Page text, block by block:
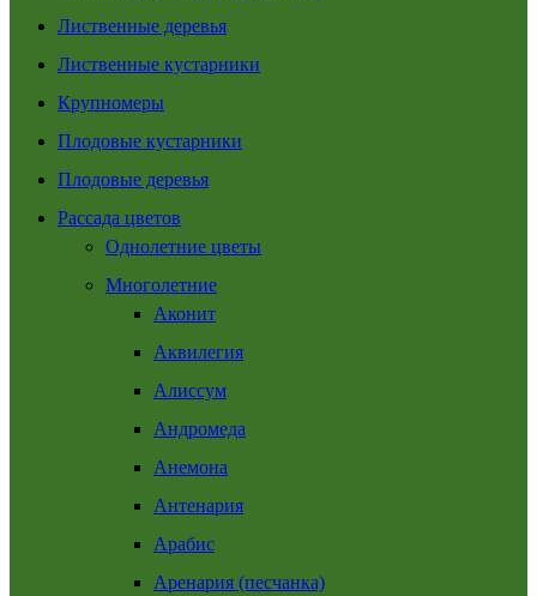
Лиственные деревья
Лиственные кустарники
Крупномеры
Плодовые кустарники
Плодовые деревья
Рассада цветов
Однолетние цветы
Многолетние
Аконит
Аквилегия
Алиссум
Андромеда
Анемона
Антенария
Арабис
Аренария (песчанка)